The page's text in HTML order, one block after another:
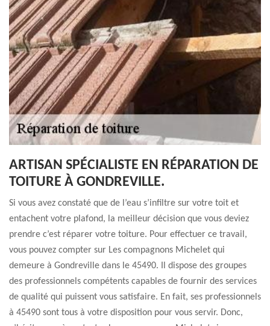
ARTISAN SPÉCIALISTE EN RÉPARATION DE
TOITURE À GONDREVILLE.
Si vous avez constaté que de l’eau s’infiltre sur votre toit et
entachent votre plafond, la meilleur décision que vous deviez
prendre c’est réparer votre toiture. Pour effectuer ce travail,
vous pouvez compter sur Les compagnons Michelet qui
demeure à Gondreville dans le 45490. Il dispose des groupes
des professionnels compétents capables de fournir des services
de qualité qui puissent vous satisfaire. En fait, ses professionnels
à 45490 sont tous à votre disposition pour vous servir. Donc,